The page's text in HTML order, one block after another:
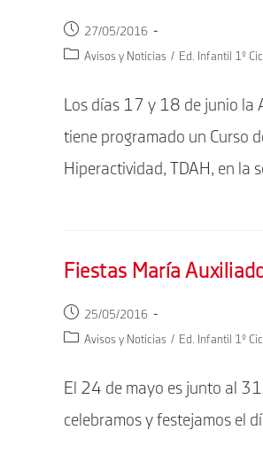
Publicación
de
27/05/2016
Categoría
entrada:
Avisos y Noticias / Ed. Infantil 1º
Los días 17 y 18 de junio la
tiene programado un Curso
Hiperactividad, TDAH, en la
Fiestas María
Publicación
de
25/05/2016
Categoría
entrada:
Avisos y Noticias / Ed. Infantil 1º
El 24 de mayo es junto al
celebramos y festejamos el